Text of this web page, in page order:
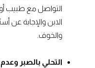
التواصل مع طبيب
الابن والإجابة عن
والخوف.
التحلي بالصبر